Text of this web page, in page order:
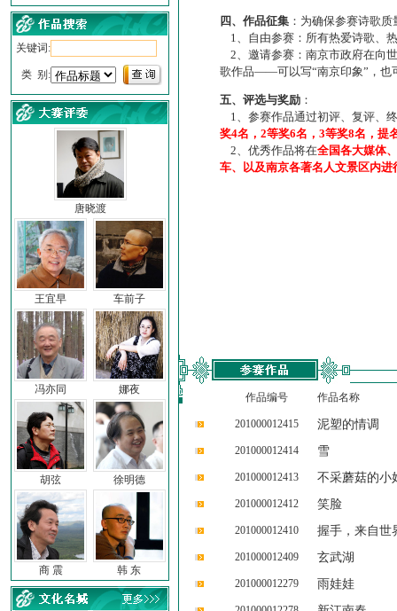
关键词:
类 别:
唐晓渡
王宜早 车前子
冯亦同 娜夜
胡弦 徐明德
商 震 韩 东
四、作品征集 ：为确保参赛诗歌
1、自由参赛：所有热爱诗歌、
2、邀请参赛：南京市政府在向
歌作品——可以写“南京印象”，也
五、评选与奖励 ：
1、参赛作品通过初评、复评、
奖4名，2等奖6名，3等奖8名，提
2、优秀作品将在全国各大媒体
车、以及南京各著名人文景区内进
作品编号 作品名称
201000012415 泥塑的情调
201000012414 雪
201000012413 不采蘑菇的小
201000012412 笑脸
201000012410 握手，来自世
201000012409 玄武湖
201000012279 雨娃娃